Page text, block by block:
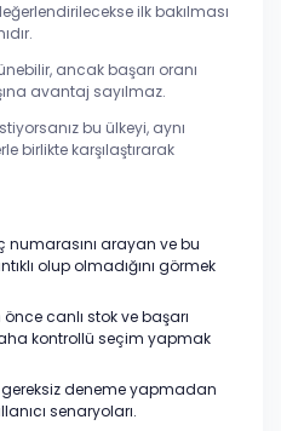
ilk bakılması
ancak başarı oranı
avantaj sayılmaz.
bu ülkeyi, aynı
birlikte karşılaştırarak
numarasını arayan ve bu
olup olmadığını görmek
canlı stok ve başarı
kontrollü seçim yapmak
gereksiz deneme yapmadan
senaryoları.